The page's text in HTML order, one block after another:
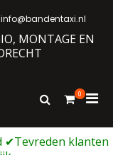
info@bandentaxi.nl
MONTAGE EN
met eigen webshop
Toon
0
voor